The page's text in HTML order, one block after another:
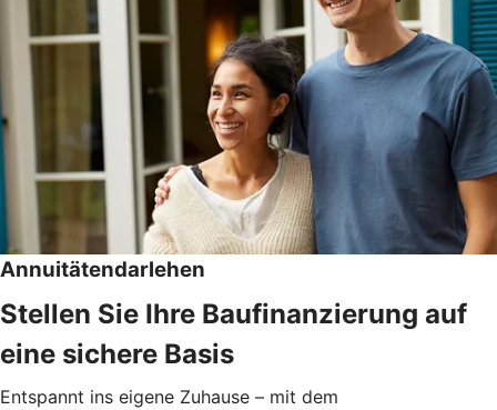
Annuitätendarlehen
Stellen Sie Ihre Baufinanzierung auf
eine sichere Basis
Entspannt ins eigene Zuhause – mit dem